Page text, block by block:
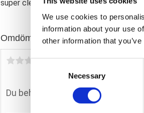
We use cookies to
information about your use
other information that
C
Necessary
super clean look. Includes hardware.
Omdömen
Du